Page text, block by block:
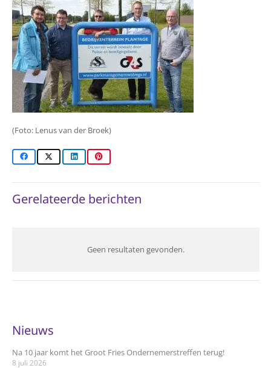
(Foto: Lenus van der Broek)
Gerelateerde berichten
Geen resultaten gevonden.
Nieuws
Na 10 jaar komt het Groot Fries Ondernemerstreffen terug!
8 juli 2026